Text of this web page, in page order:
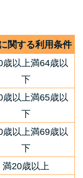
でも審査に通
クか確かめる
っちがいい
の選び方を徹
法を徹底解
でお得な返済
関する利用条件
歳以上満64歳以
下
歳以上満65歳以
下
歳以上満69歳以
下
満20歳以上